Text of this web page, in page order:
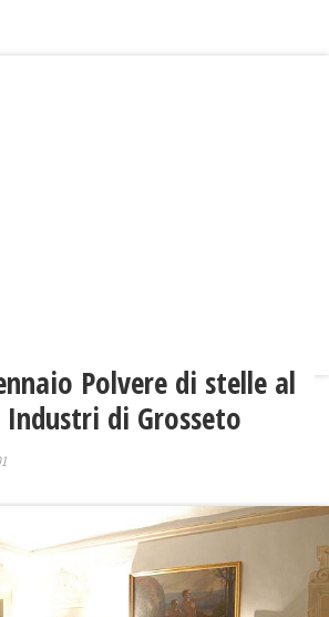
Polvere di stelle al
di Grosseto